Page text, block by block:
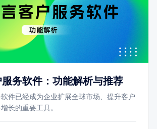
务软件：功能解析与推荐
件已经成为企业扩展全球市场、提升客户
长的重要工具。